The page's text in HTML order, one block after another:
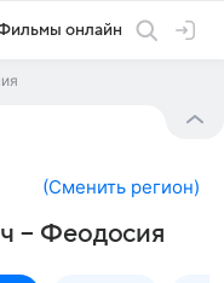
онлайн
(Сменить регион)
– Феодосия